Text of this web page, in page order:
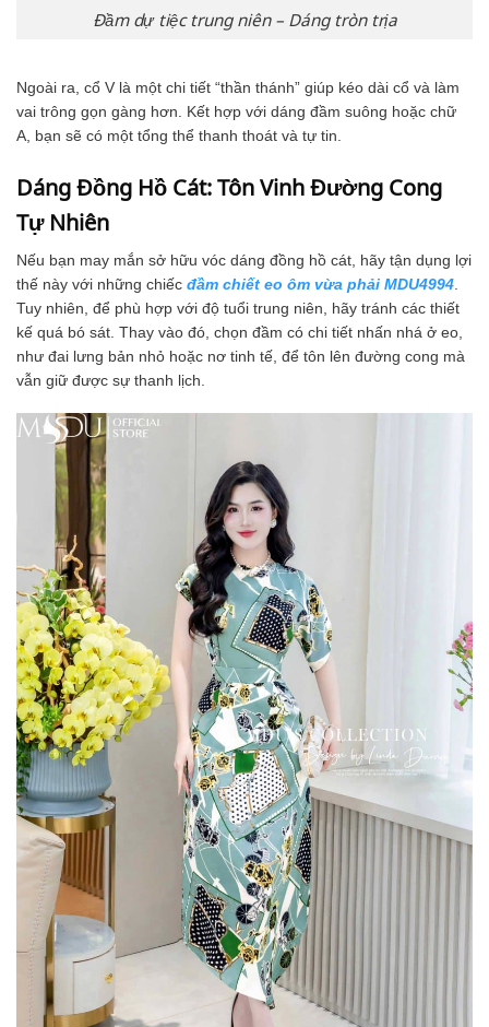
Đầm dự tiệc trung niên – Dáng tròn trịa
Ngoài ra, cổ V là một chi tiết “thần thánh” giúp kéo dài cổ và làm
vai trông gọn gàng hơn. Kết hợp với dáng đầm suông hoặc chữ
A, bạn sẽ có một tổng thể thanh thoát và tự tin.
Dáng Đồng Hồ Cát: Tôn Vinh Đường Cong
Tự Nhiên
Nếu bạn may mắn sở hữu vóc dáng đồng hồ cát, hãy tận dụng lợi
thế này với những chiếc đầm chiết eo ôm vừa phải MDU4994.
Tuy nhiên, để phù hợp với độ tuổi trung niên, hãy tránh các thiết
kế quá bó sát. Thay vào đó, chọn đầm có chi tiết nhấn nhá ở eo,
như đai lưng bản nhỏ hoặc nơ tinh tế, để tôn lên đường cong mà
vẫn giữ được sự thanh lịch.